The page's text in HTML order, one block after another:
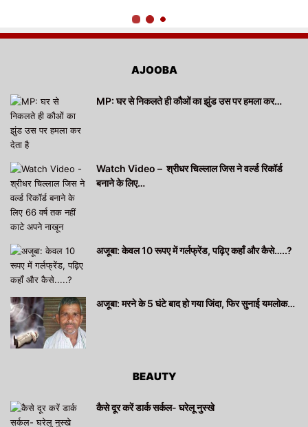
AJOOBA
MP: घर से निकलते ही कौओं का झुंड उस पर हमला कर…
Watch Video – श्रीधर चिल्लाल जिस ने वर्ल्ड रिकॉर्ड
बनाने के लिए…
अजूबा: केवल 10 रूपए में गर्लफ्रेंड, पढ़िए कहाँ और कैसे…..?
अजूबा: मरने के 5 घंटे बाद हो गया जिंदा, फिर सुनाई यमलोक…
BEAUTY
कैसे दूर करें डार्क सर्कल- घरेलू नुस्खे